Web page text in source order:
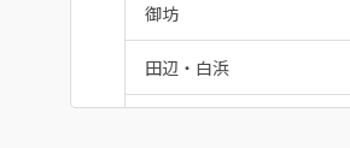
御坊
田辺・白浜